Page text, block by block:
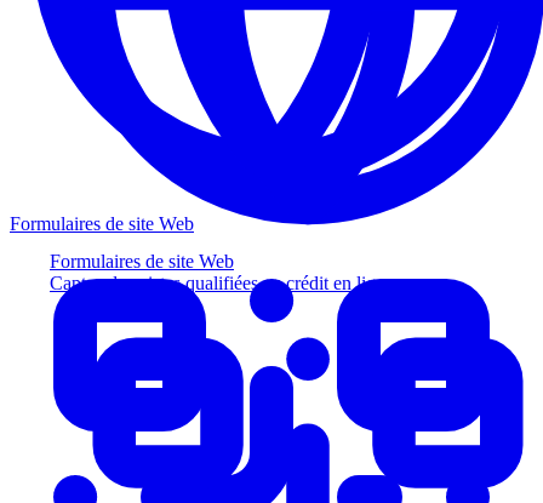
Formulaires de site Web
Captez des pistes qualifiées au crédit en ligne
Formulaires de site Web